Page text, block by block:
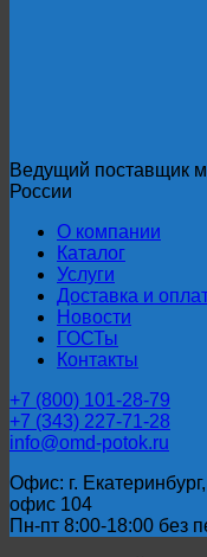
Ведущий поставщик
России
О компании
Каталог
Услуги
Доставка и
Новости
ГОСТы
Контакты
+7 (800) 101-28-79
+7 (343) 227-71-28
info@omd-potok.ru
Офис: г.
офис 104
Пн-пт 8:00-18:00 без